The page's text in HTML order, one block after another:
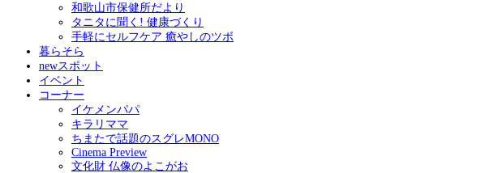
和歌山市保健所だより
タニタに聞く! 健康づくり
手軽にセルフケア 癒やしのツボ
暮らそら
newスポット
イベント
コーナー
イケメンパパ
キラリママ
ちまたで話題のスグレMONO
Cinema Preview
文化財 仏像のよこがお